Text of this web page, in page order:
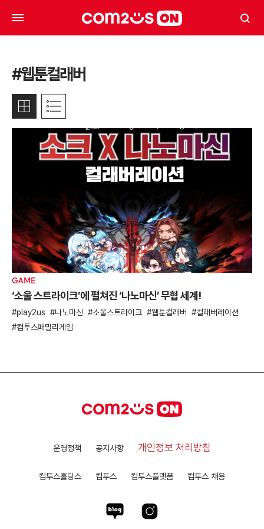
#웹툰컬래버
GAME
‘소울 스트라이크’에 펼쳐진 ‘나노마신’ 무협 세계!
play2us 나노마신 소울스트라이크 웹툰컬래버
컬래버레이션
컴투스패밀리게임
운영정책 공지사항 개인정보 처리방침
컴투스홀딩스 컴투스 컴투스플랫폼 컴투스 채용